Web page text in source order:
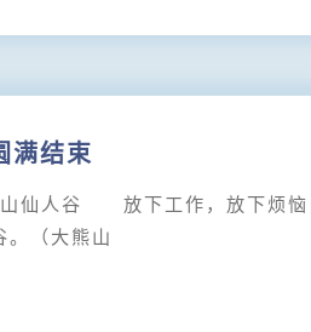
满结束
人谷 放下工作，放下烦恼
。（大熊山